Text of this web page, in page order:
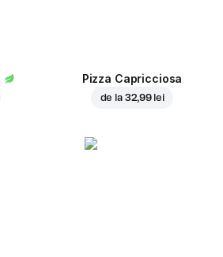
Pizza Capricciosa
de la 32,99 lei